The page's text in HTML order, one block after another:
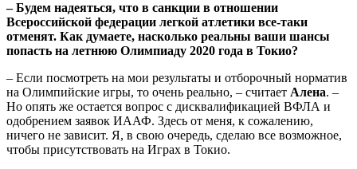
– Будем надеяться, что в санкции в отношении
Всероссийской федерации легкой атлетики все-таки
отменят. Как думаете, насколько реальны ваши шансы
попасть на летнюю Олимпиаду 2020 года в Токио?
– Если посмотреть на мои результаты и отборочный норматив
на Олимпийские игры, то очень реально, – считает Алена. –
Но опять же остается вопрос с дисквалификацией ВФЛА и
одобрением заявок ИААФ. Здесь от меня, к сожалению,
ничего не зависит. Я, в свою очередь, сделаю все возможное,
чтобы присутствовать на Играх в Токио.